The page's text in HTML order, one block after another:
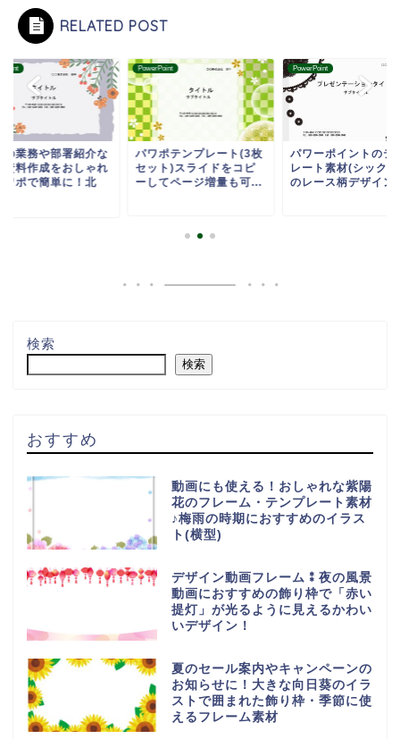
RELATED POST
の業務や部署紹介な
資料作成をおしゃれ
ワポで簡単に！北
PowerPoint
パワポテンプレート(3枚
セット)スライドをコピ
ーしてページ増量も可...
PowerPoint
パワーポイントのテ
レート素材(シック
のレース柄デザイン
検索
検索
おすすめ
動画にも使える！おしゃれな紫陽
花のフレーム・テンプレート素材
♪梅雨の時期におすすめのイラス
ト(横型)
デザイン動画フレーム⁑夜の風景
動画におすすめの飾り枠で「赤い
提灯」が光るように見えるかわい
いデザイン！
夏のセール案内やキャンペーンの
お知らせに！大きな向日葵のイラ
ストで囲まれた飾り枠・季節に使
えるフレーム素材